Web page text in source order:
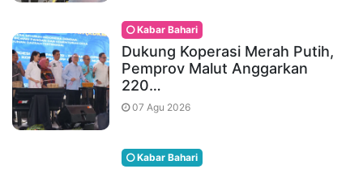
Kabar Bahari
Dukung Koperasi Merah Putih,
Pemprov Malut Anggarkan
220…
07 Agu 2026
Kabar Bahari